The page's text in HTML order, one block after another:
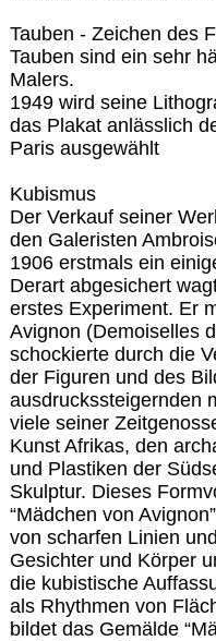
Tauben - Zeichen des
Tauben sind ein sehr
Malers.
1949 wird seine
das Plakat anlässlich
Paris ausgewählt
Kubismus
Der Verkauf seiner
den Galeristen
1906 erstmals ein
Derart abgesichert
erstes Experiment. Er
Avignon (Demoiselles
schockierte durch die
der Figuren und des
ausdruckssteigernden
viele seiner
Kunst Afrikas, den
und Plastiken der
Skulptur. Dieses
“Mädchen von
von scharfen Linien
Gesichter und Körper
die kubistische
als Rhythmen von
bildet das Gemälde